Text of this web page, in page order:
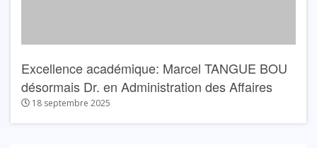
Excellence académique: Marcel TANGUE BOU
désormais Dr. en Administration des Affaires
18 septembre 2025